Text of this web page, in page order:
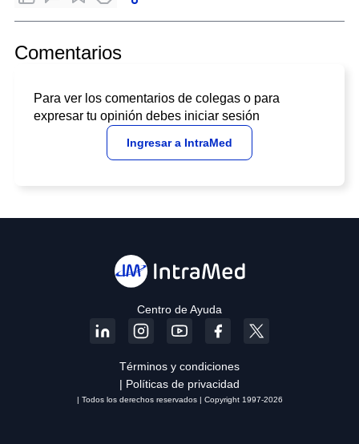
Comentarios
Para ver los comentarios de colegas o para
expresar tu opinión debes iniciar sesión
Ingresar a IntraMed
Centro de Ayuda
Términos y condiciones
| Políticas de privacidad
| Todos los derechos reservados | Copyright 1997-2026